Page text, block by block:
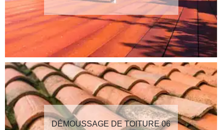
DÉMOUSSAGE DE TOITURE 06